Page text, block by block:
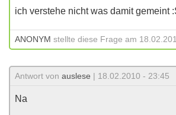
ich verstehe nicht was damit gemeint
ANONYM stellte diese Frage am
Antwort von auslese | 18.02.2010 - 23:45
Na